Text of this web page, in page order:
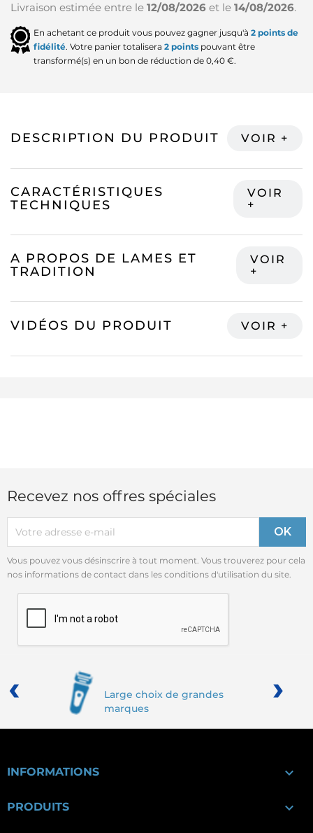
Livraison estimée entre le 12/08/2026 et le 14/08/2026.
En achetant ce produit vous pouvez gagner jusqu'à 2 points de
fidélité. Votre panier totalisera 2 points pouvant être
transformé(s) en un bon de réduction de 0,40 €.
DESCRIPTION DU PRODUIT
CARACTÉRISTIQUES
TECHNIQUES
A PROPOS DE LAMES ET
TRADITION
VIDÉOS DU PRODUIT
Recevez nos offres spéciales
Vous pouvez vous désinscrire à tout moment. Vous trouverez pour cela
nos informations de contact dans les conditions d'utilisation du site.
Large choix de grandes
marques
‹ ›
INFORMATIONS 
PRODUITS 